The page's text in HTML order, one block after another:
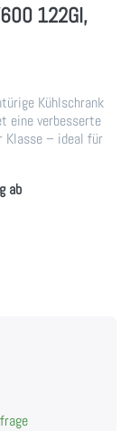
122GI,
Kühlschrank
eine verbesserte
Klasse – ideal für
ab